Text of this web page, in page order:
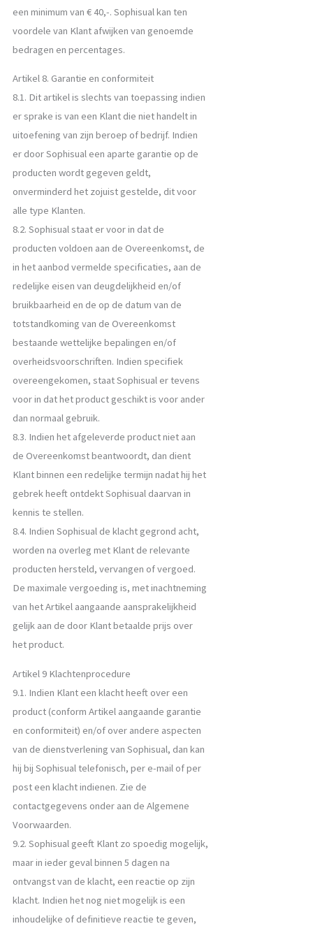
een minimum van € 40,-. Sophisual kan ten
voordele van Klant afwijken van genoemde
bedragen en percentages.
Artikel 8. Garantie en conformiteit
8.1. Dit artikel is slechts van toepassing indien
er sprake is van een Klant die niet handelt in
uitoefening van zijn beroep of bedrijf. Indien
er door Sophisual een aparte garantie op de
producten wordt gegeven geldt,
onverminderd het zojuist gestelde, dit voor
alle type Klanten.
8.2. Sophisual staat er voor in dat de
producten voldoen aan de Overeenkomst, de
in het aanbod vermelde specificaties, aan de
redelijke eisen van deugdelijkheid en/of
bruikbaarheid en de op de datum van de
totstandkoming van de Overeenkomst
bestaande wettelijke bepalingen en/of
overheidsvoorschriften. Indien specifiek
overeengekomen, staat Sophisual er tevens
voor in dat het product geschikt is voor ander
dan normaal gebruik.
8.3. Indien het afgeleverde product niet aan
de Overeenkomst beantwoordt, dan dient
Klant binnen een redelijke termijn nadat hij het
gebrek heeft ontdekt Sophisual daarvan in
kennis te stellen.
8.4. Indien Sophisual de klacht gegrond acht,
worden na overleg met Klant de relevante
producten hersteld, vervangen of vergoed.
De maximale vergoeding is, met inachtneming
van het Artikel aangaande aansprakelijkheid
gelijk aan de door Klant betaalde prijs over
het product.
Artikel 9 Klachtenprocedure
9.1. Indien Klant een klacht heeft over een
product (conform Artikel aangaande garantie
en conformiteit) en/of over andere aspecten
van de dienstverlening van Sophisual, dan kan
hij bij Sophisual telefonisch, per e-mail of per
post een klacht indienen. Zie de
contactgegevens onder aan de Algemene
Voorwaarden.
9.2. Sophisual geeft Klant zo spoedig mogelijk,
maar in ieder geval binnen 5 dagen na
ontvangst van de klacht, een reactie op zijn
klacht. Indien het nog niet mogelijk is een
inhoudelijke of definitieve reactie te geven,